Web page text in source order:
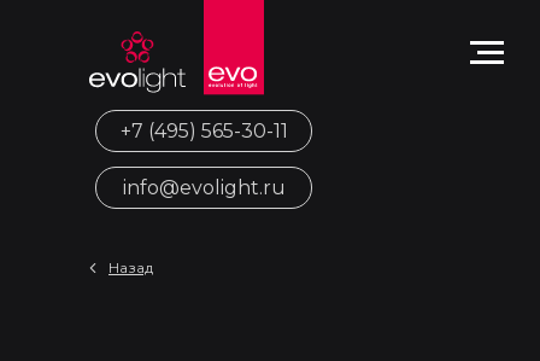
info@evolight.ru
+7 (495) 565-30-11
Назад